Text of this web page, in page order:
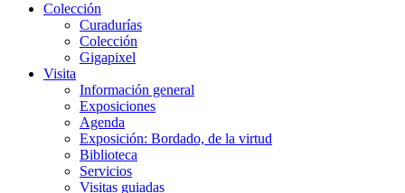
Colección
Curadurías
Colección
Gigapixel
Visita
Información general
Exposiciones
Agenda
Exposición: Bordado, de la virtud
Biblioteca
Servicios
Visitas guiadas